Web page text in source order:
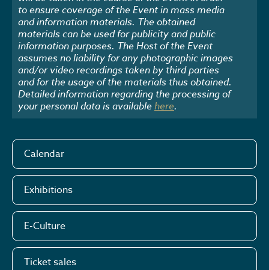
to ensure coverage of the Event in mass media
and information materials. The obtained
materials can be used for publicity and public
information purposes. The Host of the Event
assumes no liability for any photographic images
and/or video recordings taken by third parties
and for the usage of the materials thus obtained.
Detailed information regarding the processing of
your personal data is availablehere.
Calendar
Exhibitions
E-Culture
Ticket sales